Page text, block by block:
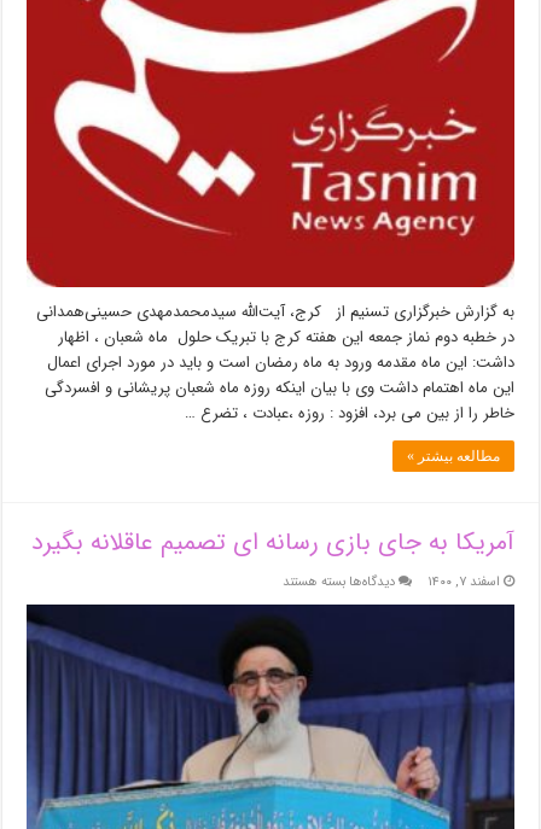
سیاست‌های
آمریکا
و
در
منطقه
ستودنی
است
به گزارش خبرگزاری تسنیم از کرج، آیت‌الله سیدمحمدمهدی حسینی‌همدانی
در خطبه دوم نماز جمعه این هفته کرج با تبریک حلول ماه شعبان ، اظهار
داشت: این ماه مقدمه ورود به ماه رمضان است و باید در مورد اجرای اعمال
این ماه اهتمام داشت وی با بیان اینکه روزه ماه شعبان پریشانی و افسردگی
خاطر را از بین می برد، افزود : روزه ،عبادت ، تضرع …
مطالعه بیشتر »
آمریکا به جای بازی رسانه ای تصمیم عاقلانه بگیرد
اسفند ۷, ۱۴۰۰ دیدگاه‌هابرای
آمریکا
ای
تصمیم
عاقلانه
بگیرد
بسته هستند